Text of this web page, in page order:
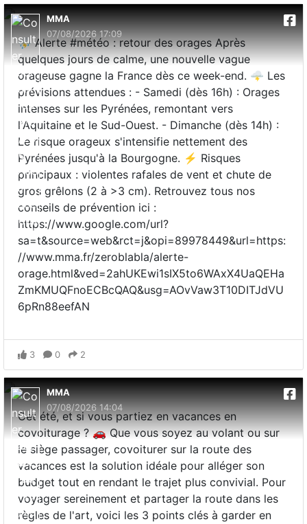
MMA
07/08/2026 17:09
⛈️ Alerte #météo : retour des orages Après
quelques jours de calme, une nouvelle vague
orageuse gagne la France dès ce week-end. 🌩️ Les
prévisions attendues : - Samedi (dès 16h) : Orages
intenses sur les Pyrénées, remontant vers
l'Aquitaine et le Sud-Ouest. - Dimanche (dès 14h) :
Le risque orageux s'intensifie nettement des
Pyrénées jusqu'à la Bourgogne. ⚡ Risques
principaux : violentes rafales de vent et chute de
gros grêlons (2 à >3 cm). Retrouvez tous nos
conseils de prévention ici :
https://www.google.com/url?
sa=t&source=web&rct=j&opi=89978449&url=https:
//www.mma.fr/zeroblabla/alerte-
orage.html&ved=2ahUKEwi1sIX5to6WAxX4UaQEHa
ZmKMUQFnoECBcQAQ&usg=AOvVaw3T10DITJdVU
6pRn88eefAN
3 0 2
MMA
07/08/2026 14:04
Cet été, et si vous partiez en vacances en
covoiturage ? 🚗 Que vous soyez au volant ou sur
le siège passager, covoiturer sur la route des
vacances est la solution idéale pour alléger son
budget tout en rendant le trajet plus convivial. Pour
voyager sereinement et partager la route dans les
règles de l'art, voici les 3 points clés à garder en